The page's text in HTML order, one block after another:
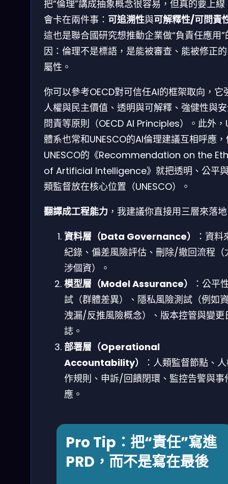
把“倫理”講成抽象概念很容易，但真的要上線
會卡在兩件事： 可追溯性與可解釋性/可問責
這也是聯合國研究想推動企業做“負責任應用”
因：倫理不是標語，是能被審查、能被修正
屬性。
你可以參考OECD對可信任AI的框架取向，它
人權與民主價值、透明與可解釋、強健性與
問責等原則（OECD AI Principles）。此外，
體系也常和UNESCO的AI倫理建議互相呼應
UNESCO的《Recommendation on the
of Artificial Intelligence》就把透明、公平
類監督放在核心位置（UNESCO）。
翻譯成工程能力 ，我建議你直接用三層來落
資料層（Data Governance）
：資料
紀錄、偏差風險評估、刪除/撤回流程（
涉個資）。
模型層（Model Assurance）
：公平
試（群體差異）、隱私風險測試（例如
洩漏/反推風險概念）、版本控管與變更
誌。
部署層（Operational
Accountability）
：人類監督節點、
作規則、申訴/回饋閉環、監控告警與事
應。
Pro Tip：把“責任”寫進
PRD，而不是寫在最後